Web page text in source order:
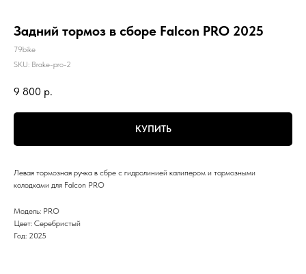
Задний тормоз в сборе Falcon PRO 2025
79bike
SKU: Brake-pro-2
9 800 р.
КУПИТЬ
Левая тормозная ручка в сбре с гидролинией калипером и тормозными
колодками для Falcon PRO
Модель: PRO
Цвет: Серебристый
Год: 2025